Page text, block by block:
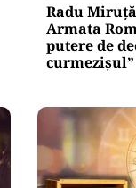
Radu
Armata
putere de
curmezișul”